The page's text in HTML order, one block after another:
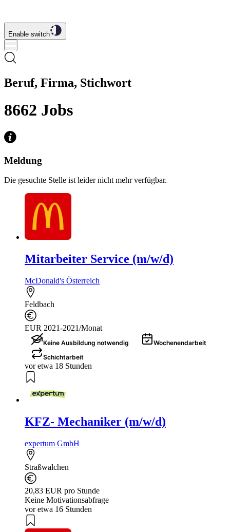
Enable switch
Beruf, Firma, Stichwort
8662 Jobs
Meldung
Die gesuchte Stelle ist leider nicht mehr verfügbar.
Mitarbeiter Service (m/w/d)
McDonald's Österreich
Feldbach
EUR 2021-2021/Monat
Keine Ausbildung notwendig
Wochenendarbeit
Schichtarbeit
vor etwa 18 Stunden
KFZ- Mechaniker (m/w/d)
expertum GmbH
Straßwalchen
20,83 EUR pro Stunde
Keine Motivationsabfrage
vor etwa 16 Stunden